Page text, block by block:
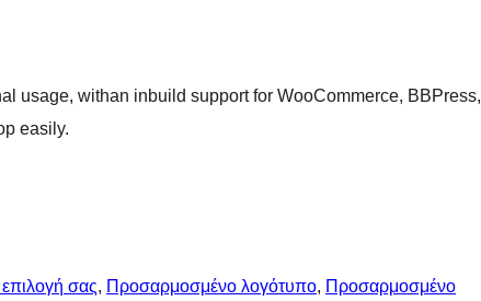
usage, withan inbuild support for WooCommerce, BBPress,
easily.
σας, Προσαρμοσμένο λογότυπο, Προσαρμοσμένο